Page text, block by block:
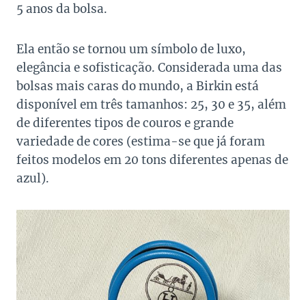
5 anos da bolsa.
Ela então se tornou um símbolo de luxo,
elegância e sofisticação. Considerada uma das
bolsas mais caras do mundo, a Birkin está
disponível em três tamanhos: 25, 30 e 35, além
de diferentes tipos de couros e grande
variedade de cores (estima-se que já foram
feitos modelos em 20 tons diferentes apenas de
azul).